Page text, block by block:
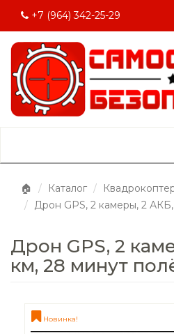
+7 (964) 342-25-29
🏠
Каталог
Дрон GPS, 2 камеры, 2
Дрон GPS, 2
км, 28 минут
Новинка!